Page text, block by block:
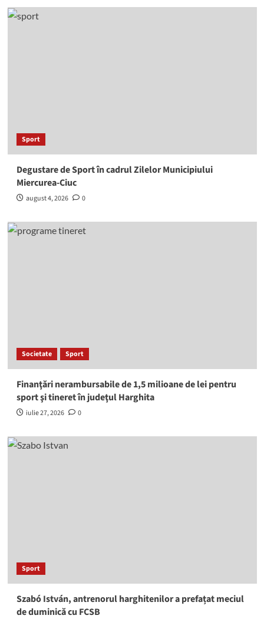
Sport
Degustare de Sport în cadrul Zilelor Municipiului
Miercurea-Ciuc
august 4, 2026 0
Societate Sport
Finanţări nerambursabile de 1,5 milioane de lei pentru
sport şi tineret în judeţul Harghita
iulie 27, 2026 0
Sport
Szabó István, antrenorul harghitenilor a prefațat meciul
de duminică cu FCSB